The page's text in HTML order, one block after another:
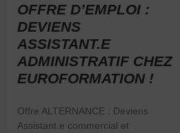
OFFRE D’EMPLOI :
DEVIENS
ASSISTANT.E
ADMINISTRATIF CHEZ
EUROFORMATION !
Offre ALTERNANCE : Deviens
Assistant.e commercial et